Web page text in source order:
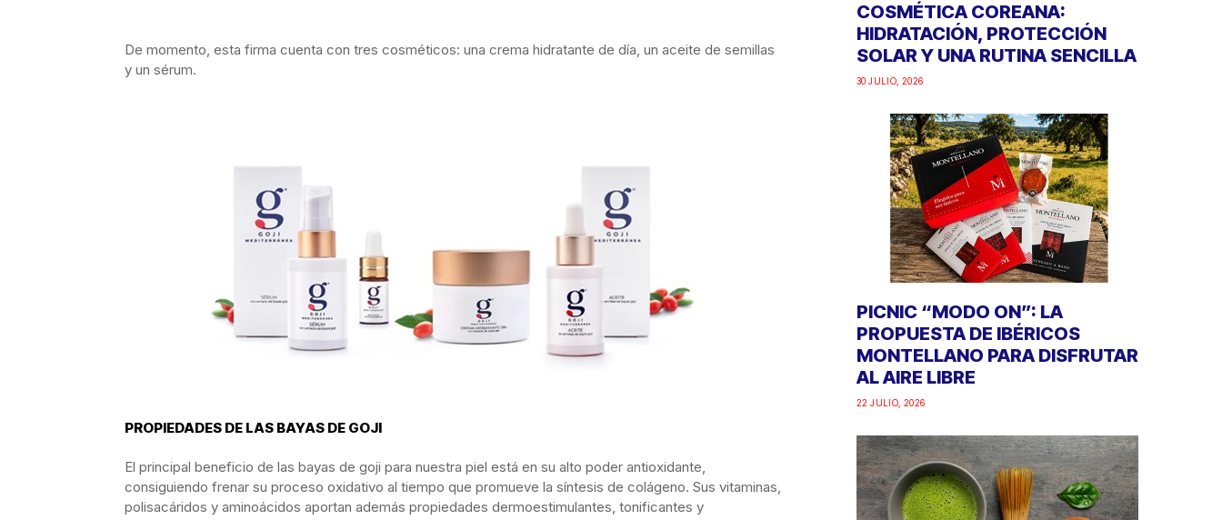
De momento, esta firma cuenta con tres cosméticos: una crema hidratante de día, un aceite de semillas
y un sérum.
PROPIEDADES DE LAS BAYAS DE GOJI
El principal beneficio de las bayas de goji para nuestra piel está en su alto poder antioxidante,
consiguiendo frenar su proceso oxidativo al tiempo que promueve la síntesis de colágeno. Sus vitaminas,
polisacáridos y aminoácidos aportan además propiedades dermoestimulantes, tonificantes y
COSMÉTICA COREANA:
HIDRATACIÓN, PROTECCIÓN
SOLAR Y UNA RUTINA SENCILLA
30 JULIO, 2026
PICNIC “MODO ON”: LA
PROPUESTA DE IBÉRICOS
MONTELLANO PARA DISFRUTAR
AL AIRE LIBRE
22 JULIO, 2026